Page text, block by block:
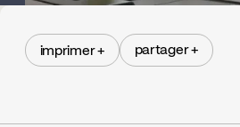
imprimer + partager +